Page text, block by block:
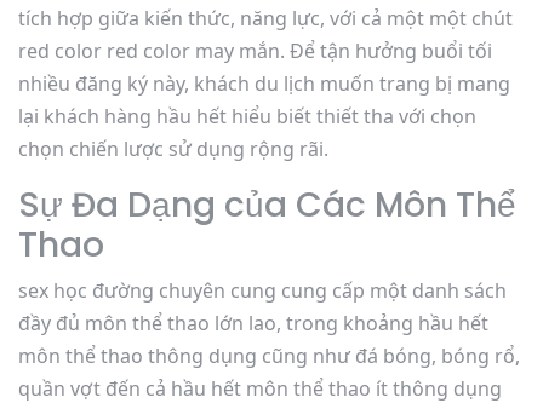
tích hợp giữa kiến thức, năng lực, với cả một một chút
red color red color may mắn. Để tận hưởng buổi tối
nhiều đăng ký này, khách du lịch muốn trang bị mang
lại khách hàng hầu hết hiểu biết thiết tha với chọn
chọn chiến lược sử dụng rộng rãi.
Sự Đa Dạng của Các Môn Thể
Thao
sex học đường chuyên cung cung cấp một danh sách
đầy đủ môn thể thao lớn lao, trong khoảng hầu hết
môn thể thao thông dụng cũng như đá bóng, bóng rổ,
quần vợt đến cả hầu hết môn thể thao ít thông dụng